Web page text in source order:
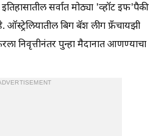
सर्वात मोठ्या 'व्हॉट इफ'पैकी
बिग बॅश लीग फ्रँचायझी
निवृत्तीनंतर पुन्हा मैदानात आणण्याचा